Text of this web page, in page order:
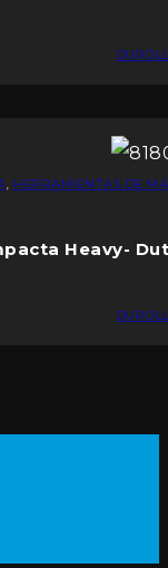
HERRAMIENTAS DE
Heavy-